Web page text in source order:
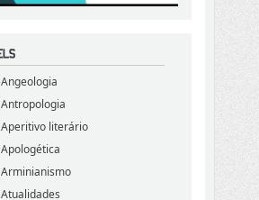
Angeologia
Antropologia
Aperitivo literário
Apologética
Arminianismo
Atualidades